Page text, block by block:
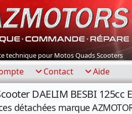
technique pour Motos Quads Scooters
Contact Aide
DAELIM BESBI 125cc
détachées marque